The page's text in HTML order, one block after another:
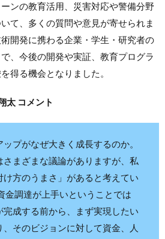
ンの教育活用、災害対応や警備分野
て、多くの質問や意見が寄せられま
開発に携わる企業・学生・研究者の
、今後の開発や実証、教育プログラ
得る機会となりました。
太 コメント
ップがなぜ大きく成長するのか。
さまざまな議論がありますが、私
け方のうまさ」があると考えてい
金調達が上手いということでは
完成する前から、まず実現したい
そのビジョンに対して資金、人